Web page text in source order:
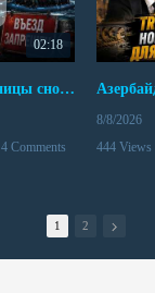
02:18
Скандал в ЕС: границы снова под контролем
4 Comments
8/8/2026
444 Views
1 2